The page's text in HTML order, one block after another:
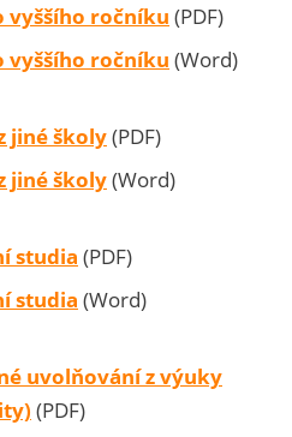
vyššího ročníku (PDF)
vyššího ročníku (Word)
jiné školy(PDF)
jiné školy(Word)
studia (PDF)
studia (Word)
uvolňování z výuky
(PDF)